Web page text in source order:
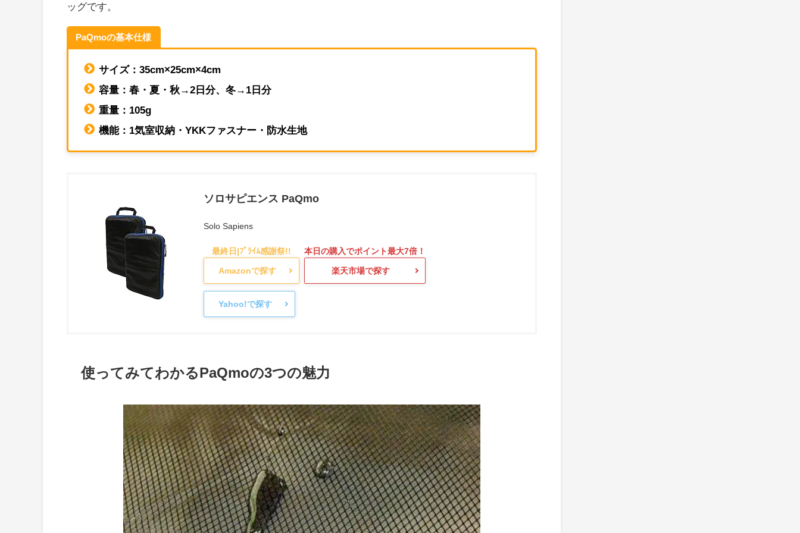
ッグです。
PaQmoの基本仕様
サイズ：35cm×25cm×4cm
容量：春・夏・秋→2日分、冬→1日分
重量：105g
機能：1気室収納・YKKファスナー・防水生地
ソロサピエンス PaQmo
Solo Sapiens
Amazonで探す 楽天市場で探す
Yahoo!で探す
使ってみてわかるPaQmoの3つの魅力